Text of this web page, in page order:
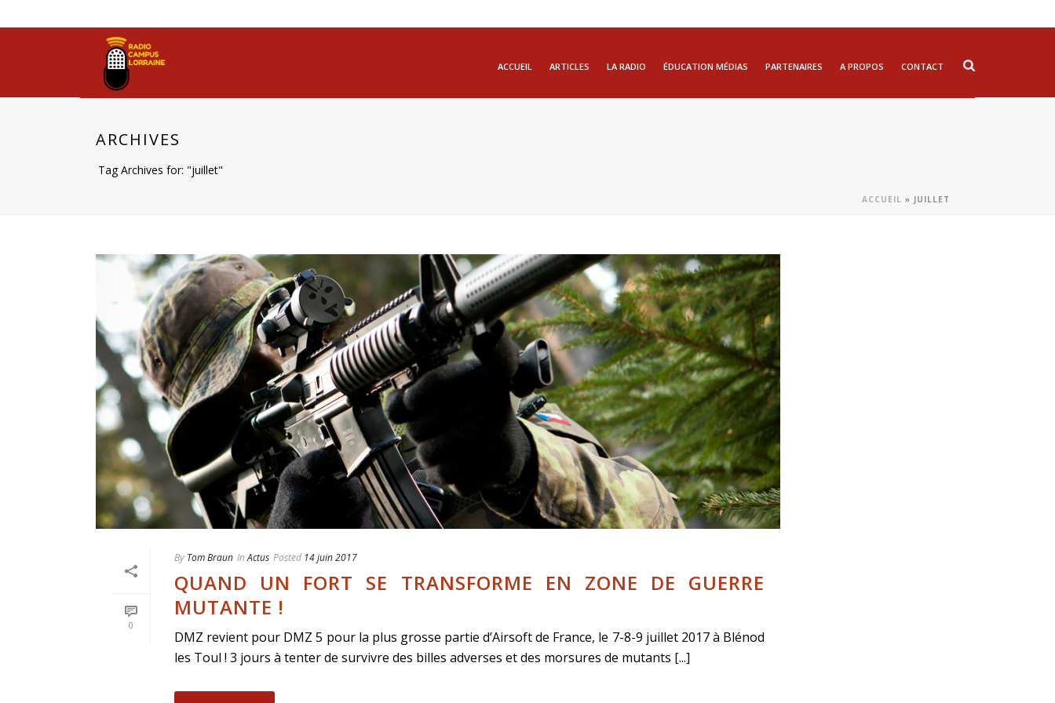
ACCUEIL ARTICLES LA RADIO ÉDUCATION MÉDIAS PARTENAIRES A PROPOS CONTACT
ARCHIVES
Tag Archives for: "juillet"
ACCUEIL » JUILLET
0
By Tom Braun In Actus Posted 14 juin 2017
QUAND UN FORT SE TRANSFORME EN ZONE DE GUERRE
MUTANTE !
DMZ revient pour DMZ 5 pour la plus grosse partie d’Airsoft de France, le 7-8-9 juillet 2017 à Blénod
les Toul ! 3 jours à tenter de survivre des billes adverses et des morsures de mutants [...]